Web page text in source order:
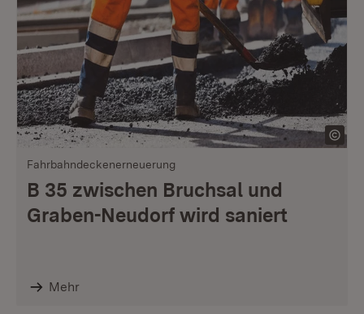
Fahrbahndeckenerneuerung
B 35 zwischen Bruchsal und
Graben-Neudorf wird saniert
Mehr